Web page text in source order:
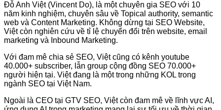
Đỗ Anh Việt (Vincent Do), là một chuyên gia SEO với 10
năm kinh nghiệm, chuyên sâu về Topical authority, semantic
web và Content Marketing. Không dừng tại SEO Website,
Việt còn nghiên cứu về tỉ lệ chuyển đổi trên website, email
marketing và Inbound Marketing.
Với đam mê chia sẻ SEO, Việt cũng có kênh youtube
40.000+ subscriber, lẫn group cộng đồng SEO 70.000+
người hiện tại. Việt đang là một trong những KOL trong
ngành SEO tại Việt Nam.
Ngoài là CEO tại GTV SEO, Việt còn đam mê về lĩnh vực AI,